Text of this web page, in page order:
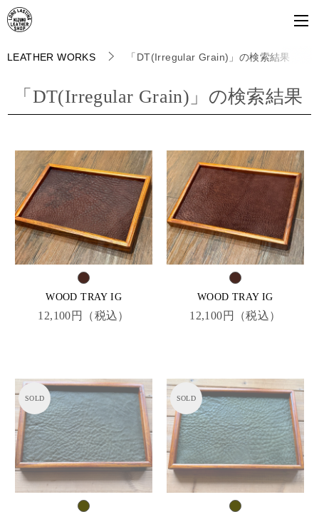
LEATHER WORKS 「DT(Irregular Grain)」の検索結果
「 DT(Irregular Grain) 」の検索結果
WOOD TRAY IG
12,100円（税込）
WOOD TRAY IG
12,100円（税込）